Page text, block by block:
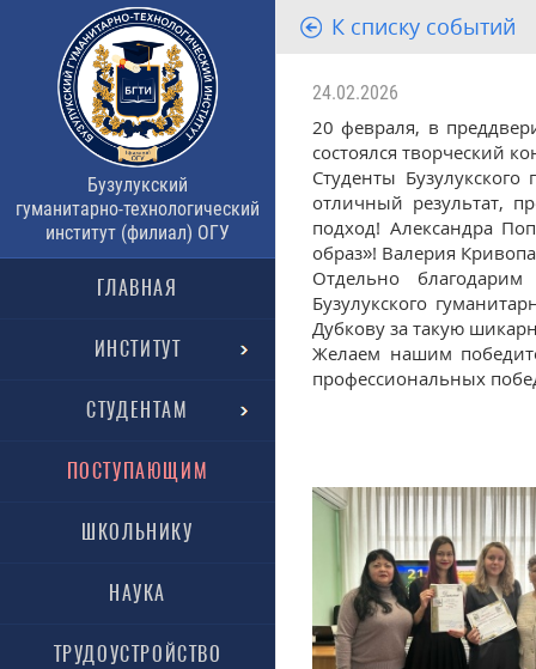
Бузулукский
гуманитарно-технологический
институт (филиал) ОГУ
ГЛАВНАЯ
ИНСТИТУТ
СТУДЕНТАМ
ПОСТУПАЮЩИМ
ШКОЛЬНИКУ
НАУКА
ТРУДОУСТРОЙСТВО
К списку событий
24.02.2026
20 февраля, в
состоялся творческий
Студенты
отличный результат,
подход! Александра
образ»! Валерия
Отдельно
Бузулукского
Дубкову за такую
Желаем нашим
профессиональных